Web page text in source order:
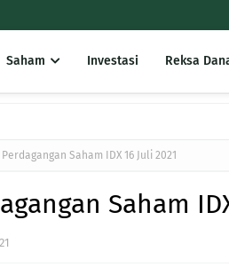
Saham Investasi Reksa
Saham IDX 16 Juli 2021
Saham